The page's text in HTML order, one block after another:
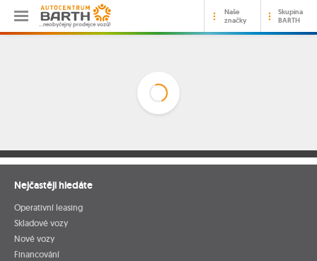
…neobyčejný prodejce vozů!
Naše
značky
Skupina
BARTH
Nejčastěji hledáte
Operativní leasing
Skladové vozy
Nové vozy
Financování